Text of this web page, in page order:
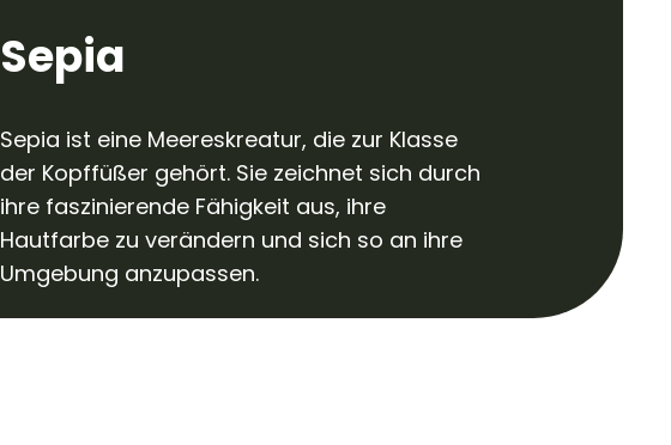
Sepia
Sepia ist eine Meereskreatur, die zur Klasse
der Kopffüßer gehört. Sie zeichnet sich durch
ihre faszinierende Fähigkeit aus, ihre
Hautfarbe zu verändern und sich so an ihre
Umgebung anzupassen.